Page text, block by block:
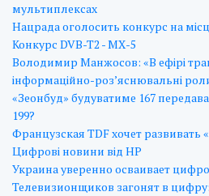
мультиплексах
Нацрада оголосить конкурс на
Конкурс DVB-T2 - МХ-5
Володимир Манжосов: «В ефірі
інформаційно-роз’яснювальні
«Зеонбуд» будуватиме 167
199?
Французская TDF хочет развивать
Цифрові новини від НР
Украина уверенно осваивает
Телевизионщиков загонят в